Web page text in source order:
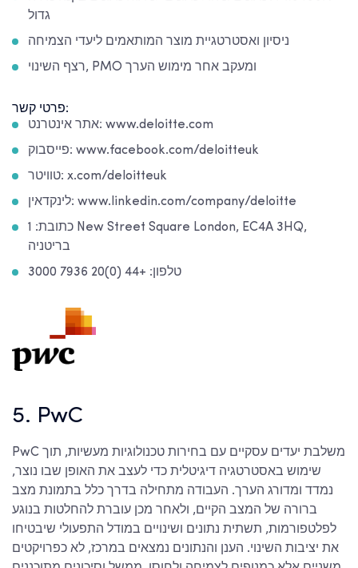
גדול
ניסיון ואסטרטגיית מוצר המותאמים ליעדי הצמיחה
רצף השינוי, PMO ומעקב אחר מימוש הערך
פרטי קשר:
אתר אינטרנט: www.deloitte.com
פייסבוק: www.facebook.com/deloitteuk
טוויטר: x.com/deloitteuk
לינקדאין: www.linkedin.com/company/deloitte
כתובת: 1 New Street Square London, EC4A 3HQ,
בריטניה
טלפון: +44 (0)20 7936 3000
5. PwC
PwC משלבת יעדים עסקיים עם בחירות טכנולוגיות מעשיות, תוך
שימוש באסטרטגיה דיגיטלית כדי לעצב את האופן שבו נוצר,
נמדד ומדורג הערך. העבודה מתחילה בדרך כלל בתמונת מצב
ברורה של המצב הקיים, ולאחר מכן עוברת להחלטות בנוגע
לפלטפורמות, תשתית נתונים ושינויים במודל התפעולי שיבטיחו
את יציבות השינוי. הענן והנתונים נמצאים במרכז, לא כפרויקטים